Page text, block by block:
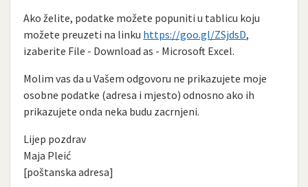
Ako želite, podatke možete popuniti u tablicu koju
možete preuzeti na linku https://goo.gl/ZSjdsD,
izaberite File - Download as - Microsoft Excel.
Molim vas da u Vašem odgovoru ne prikazujete moje
osobne podatke (adresa i mjesto) odnosno ako ih
prikazujete onda neka budu zacrnjeni.
Lijep pozdrav
Maja Pleić
[poštanska adresa]